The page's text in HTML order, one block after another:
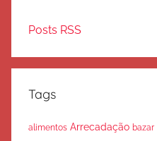
Posts RSS
Tags
alimentos Arrecadação bazar